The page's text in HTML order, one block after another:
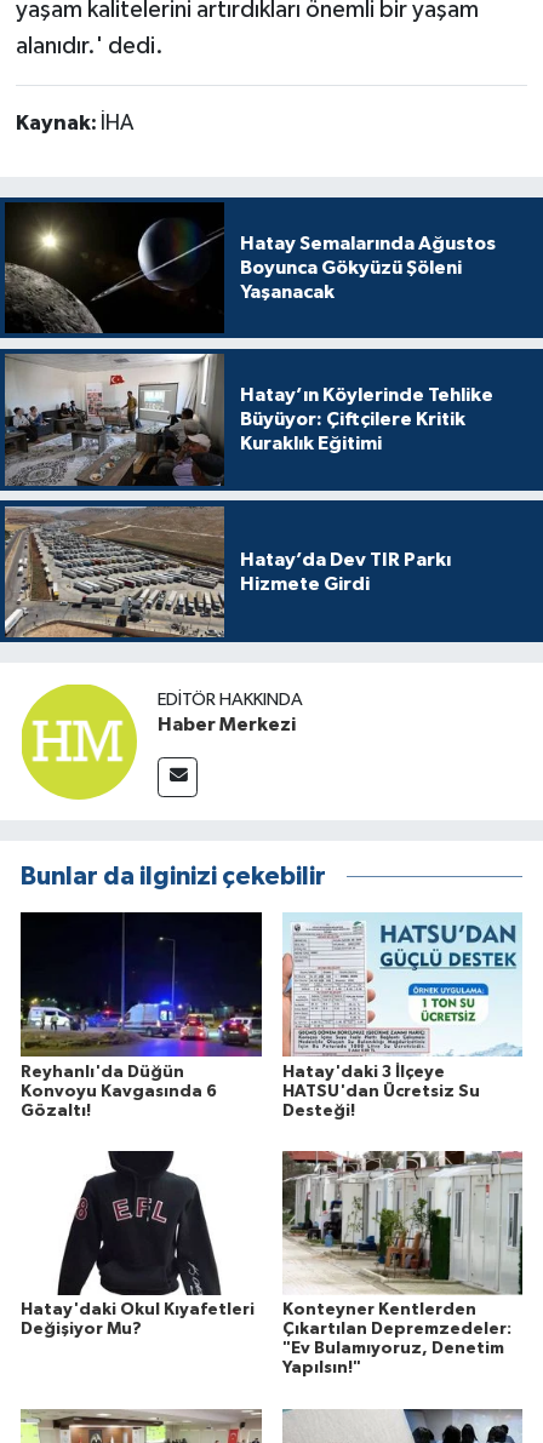
yaşam kalitelerini artırdıkları önemli bir yaşam
alanıdır.' dedi.
Kaynak: İHA
Hatay Semalarında Ağustos
Boyunca Gökyüzü Şöleni
Yaşanacak
Hatay’ın Köylerinde Tehlike
Büyüyor: Çiftçilere Kritik
Kuraklık Eğitimi
Hatay’da Dev TIR Parkı
Hizmete Girdi
EDITÖR HAKKINDA
Haber Merkezi
Bunlar da ilginizi çekebilir
Reyhanlı'da Düğün
Konvoyu Kavgasında 6
Gözaltı!
Hatay'daki 3 İlçeye
HATSU'dan Ücretsiz Su
Desteği!
Hatay'daki Okul Kıyafetleri
Değişiyor Mu?
Konteyner Kentlerden
Çıkartılan Depremzedeler:
"Ev Bulamıyoruz, Denetim
Yapılsın!"